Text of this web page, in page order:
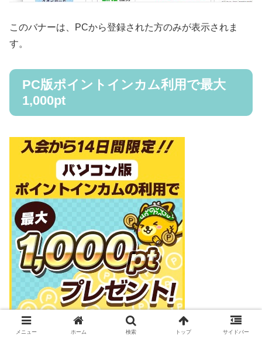
このバナーは、PCから登録された方のみが表示されま
す。
PC版ポイントインカム利用で最大
1,000pt
メニュー ホーム 検索 トップ サイドバー